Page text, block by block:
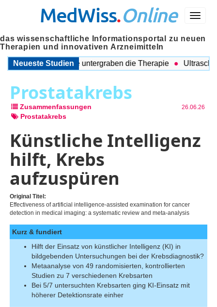
Menü
MedWiss.Online
das wissenschaftliche Informationsportal zu neuen
Therapien und innovativen Arzneimitteln
Neueste Studien
Probleme untergraben die Therapie Ultraschall
Prostatakrebs
Zusammenfassungen 26.06.26
Prostatakrebs
Künstliche Intelligenz
hilft, Krebs
aufzuspüren
Original Titel:
Effectiveness of artificial intelligence-assisted examination for cancer
detection in medical imaging: a systematic review and meta-analysis
Kurz & fundiert
Hilft der Einsatz von künstlicher Intelligenz (KI) in
bildgebenden Untersuchungen bei der Krebsdiagnostik?
Metaanalyse von 49 randomisierten, kontrollierten
Studien zu 7 verschiedenen Krebsarten
Bei 5/7 untersuchten Krebsarten ging KI-Einsatz mit
höherer Detektionsrate einher